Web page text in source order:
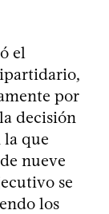
el
por
decisión
la que
nueve
se
los